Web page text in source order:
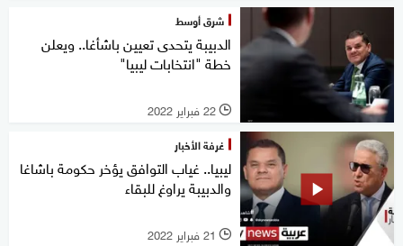
شرق أوسط
الدبيبة يتحدى تعيين باشأغا.. ويعلن
خطة "انتخابات ليبيا"
l 22 فبراير 2022
غرفة الأخبار
ليبيا.. غياب التوافق يؤخر حكومة باشاغا
والدبيبة يراوغ للبقاء
l 21 فبراير 2022